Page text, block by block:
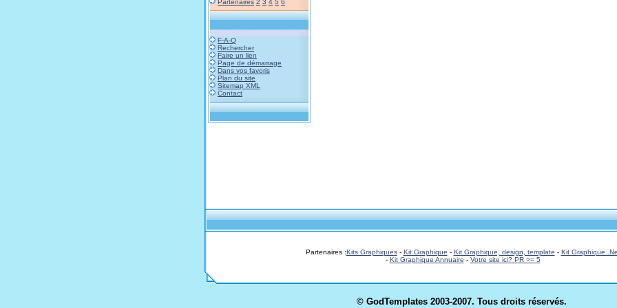
Partenaires 2 3 4 5 6
F-A-Q
Rechercher
Faire un lien
Page de démarrage
Dans vos favoris
Plan du site
Sitemap XML
Contact
Partenaires:Kits Graphiques- Kit Graphique - Kit Graphique, design, template - Kit Graphique
- Kit Graphique Annuaire - Votre site ici? PR >= 5
© GodTemplates 2003-2007. Tous droits réservés.